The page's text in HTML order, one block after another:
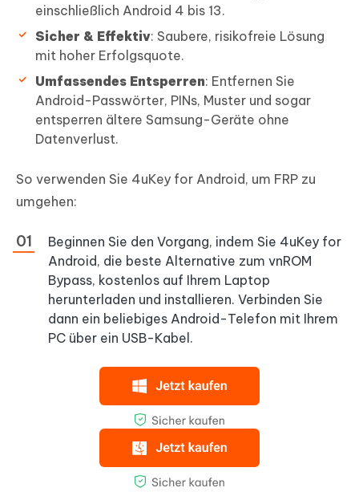
einschließlich Android 4 bis 13.
Sicher & Effektiv: Saubere, risikofreie Lösung
mit hoher Erfolgsquote.
Umfassendes Entsperren: Entfernen Sie
Android-Passwörter, PINs, Muster und sogar
entsperren ältere Samsung-Geräte ohne
Datenverlust.
So verwenden Sie 4uKey for Android, um FRP zu
umgehen:
Beginnen Sie den Vorgang, indem Sie 4uKey for
Android, die beste Alternative zum vnROM
Bypass, kostenlos auf Ihrem Laptop
herunterladen und installieren. Verbinden Sie
dann ein beliebiges Android-Telefon mit Ihrem
PC über ein USB-Kabel.